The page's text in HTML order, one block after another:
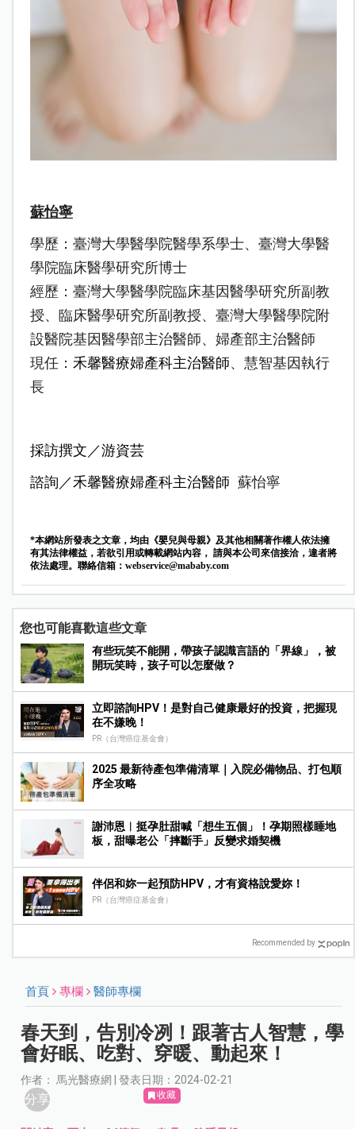
蘇怡寧
學歷：臺灣大學醫學院醫學系學士、 臺灣大學醫
學院臨床醫學研究所博士
經歷：臺灣大學醫學院臨床基因醫學研究所副教
授、臨床醫學研究所副教授、 臺灣大學醫學院附
設醫院基因醫學部主治醫師、婦產部主治醫師
現任： 禾馨醫療婦產科主治醫師、 慧智基因執行
長
採訪撰文／游資芸
諮詢／禾馨醫療婦產科主治醫師 蘇怡寧
*本網站所發表之文章，均由《嬰兒與母親》及其他相關著作權人依法擁
有其法律權益，若欲引用或轉載網站內容， 請與本公司來信接洽，違者將
依法處理。聯絡信箱： webservice@mababy.com
您也可能喜歡這些文章
有些玩笑不能開，帶孩子認識言語的「界線」，被
開玩笑時，孩子可以怎麼做？
立即諮詢HPV！是對自己健康最好的投資，把握現
在不嫌晚！
PR（台灣癌症基金會）
2025 最新待產包準備清單｜入院必備物品、打包順
序全攻略
謝沛恩︱挺孕肚甜喊「想生五個」！孕期照樣睡地
板，甜曝老公「摔斷手」反變求婚契機
伴侶和妳一起預防HPV，才有資格說愛妳！
PR（台灣癌症基金會）
Recommended by
首頁 專欄 醫師專欄
春天到，告別冷冽！跟著古人智慧，學
會好眠、吃對、穿暖、動起來！
作者： 馬光醫療網 | 發表日期：2024-02-21
分享 收藏